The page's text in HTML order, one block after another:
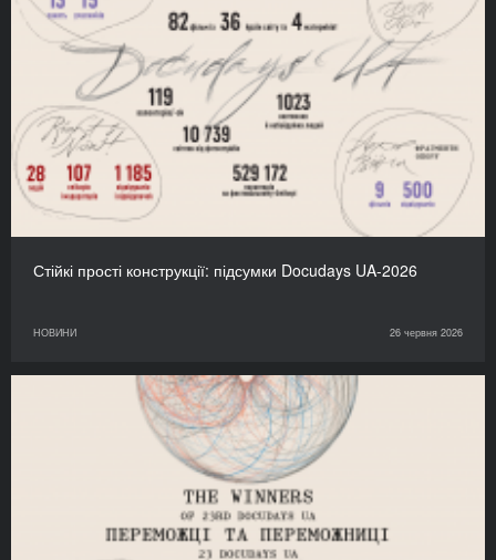
Стійкі прості конструкції: підсумки Docudays UA-2026
НОВИНИ 26 червня 2026